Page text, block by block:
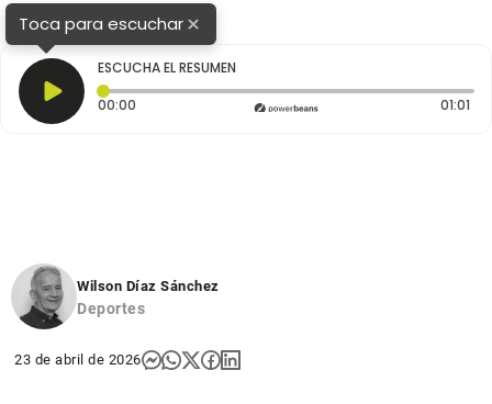
Toca para escuchar×
ESCUCHA EL RESUMEN
00:00 Tiempo transcurrido: 0 segundos 01:01
Wilson Díaz Sánchez
Deportes
23 de abril de 2026